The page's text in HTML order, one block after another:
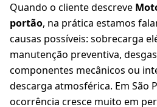
Quando o cliente descreve
portão, na prática estamos
causas possíveis: sobrecarga
manutenção preventiva,
componentes mecânicos ou
descarga atmosférica. Em São
ocorrência cresce muito em